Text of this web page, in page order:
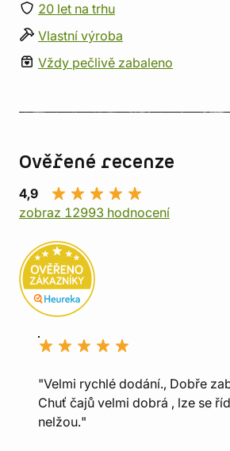
20 let na trhu
Vlastní výroba
Vždy pečlivě zabaleno
Ověřené recenze
4,9
zobraz 12993 hodnocení
"Velmi rychlé dodání., Dobře
Chuť čajů velmi dobrá , lze se
nelžou."